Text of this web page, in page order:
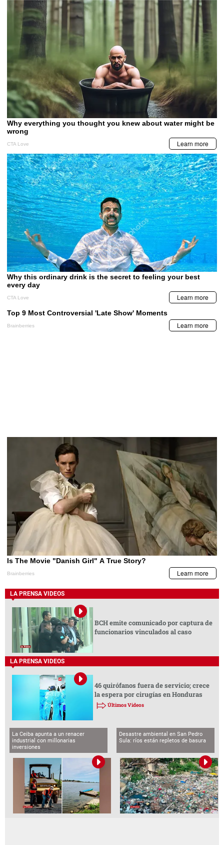
LA PRENSA VIDEOS
BCH emite comunicado por captura de
funcionarios vinculados al caso
LA PRENSA VIDEOS
46 quirófanos fuera de servicio; crece
la espera por cirugías en Honduras
Últimos Videos
La Ceiba apunta a un renacer
industrial con millonarias
inversiones
Desastre ambiental en San Pedro
Sula: ríos están repletos de basura